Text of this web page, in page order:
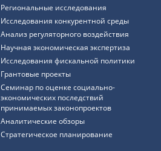
Региональные исследования
Исследования конкурентной среды
Анализ регуляторного воздействия
Научная экономическая экспертиза
Исследования фискальной политики
Грантовые проекты
Семинар по оценке социально-
экономических последствий
принимаемых законопроектов
Аналитические обзоры
Стратегическое планирование